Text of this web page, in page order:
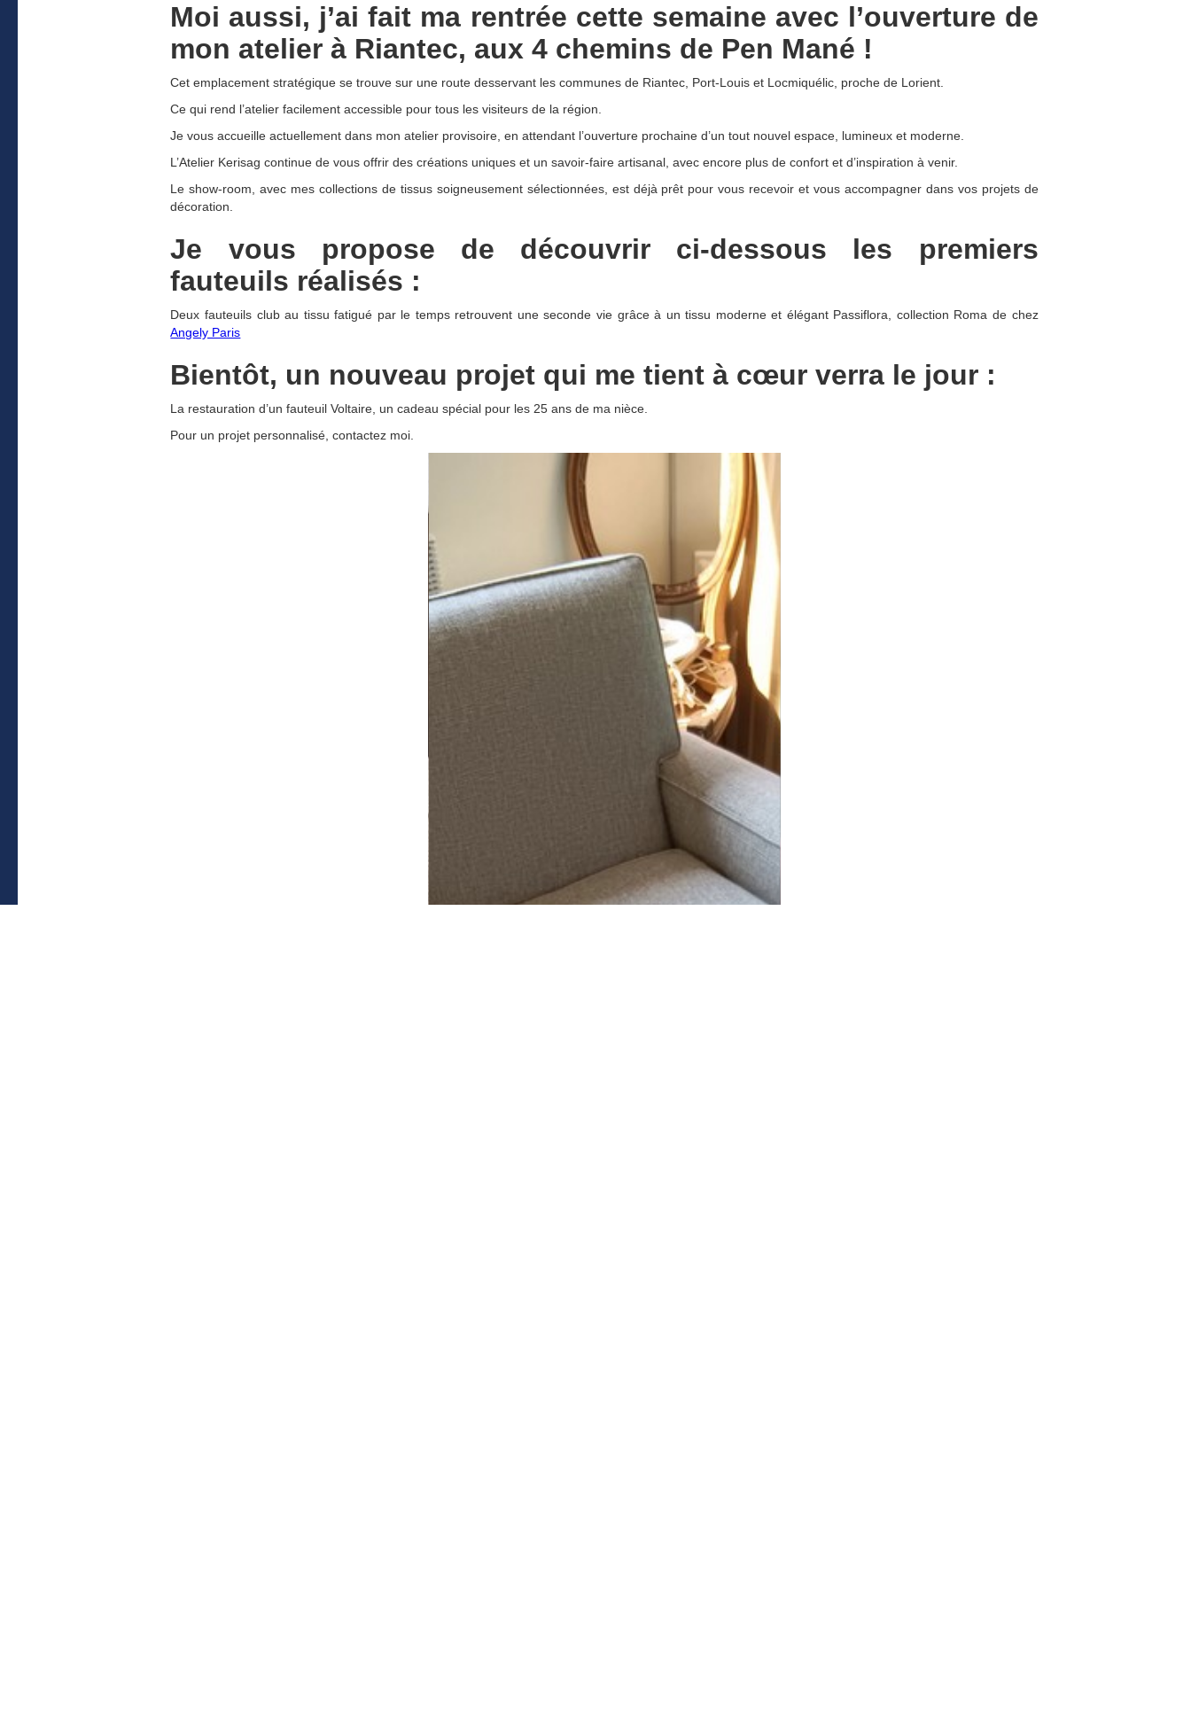
Moi aussi, j’ai fait ma rentrée cette semaine avec l’ouverture de
mon atelier à Riantec, aux 4 chemins de Pen Mané !
Cet emplacement stratégique se trouve sur une route desservant les communes de Riantec, Port-Louis et Locmiquélic, proche de Lorient.
Ce qui rend l’atelier facilement accessible pour tous les visiteurs de la région.
Je vous accueille actuellement dans mon atelier provisoire, en attendant l’ouverture prochaine d’un tout nouvel espace, lumineux et moderne.
L’Atelier Kerisag continue de vous offrir des créations uniques et un savoir-faire artisanal, avec encore plus de confort et d’inspiration à venir.
Le show-room, avec mes collections de tissus soigneusement sélectionnées, est déjà prêt pour vous recevoir et vous accompagner dans vos projets de
décoration.
Je vous propose de découvrir ci-dessous les premiers
fauteuils réalisés :
Deux fauteuils club au tissu fatigué par le temps retrouvent une seconde vie grâce à un tissu moderne et élégant Passiflora, collection Roma de chez
Angely Paris
Bientôt, un nouveau projet qui me tient à cœur verra le jour :
La restauration d’un fauteuil Voltaire, un cadeau spécial pour les 25 ans de ma nièce.
Pour un projet personnalisé, contactez moi.